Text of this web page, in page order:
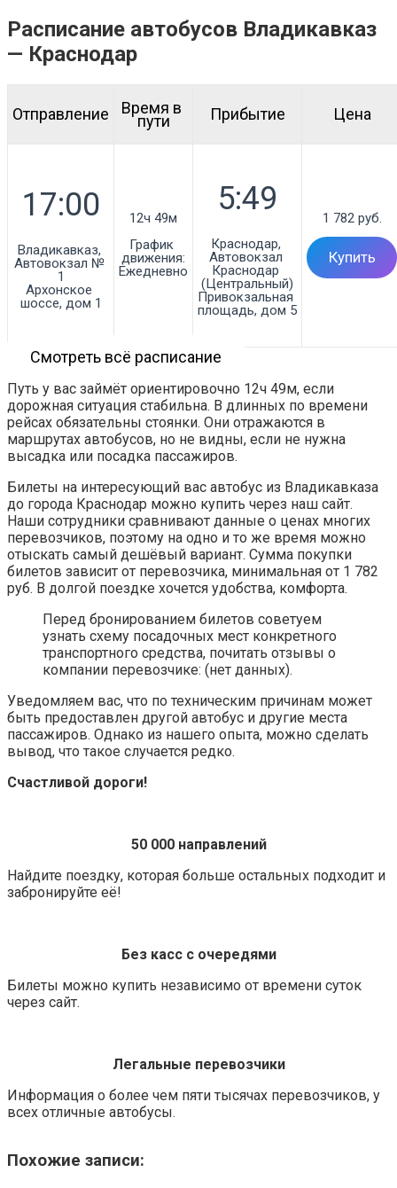
Расписание автобусов Владикавказ
— Краснодар
Отправление Время в
пути Прибытие Цена
Владикавказ,
Автовокзал №
1
Архонское
шоссе, дом 1
12ч 49м
График
движения:
Ежедневно
Краснодар,
Автовокзал
Краснодар
(Центральный)
Привокзальная
площадь, дом 5
1 782 руб.
Купить
Смотреть всё расписание
Путь у вас займёт ориентировочно 12ч 49м, если
дорожная ситуация стабильна. В длинных по времени
рейсах обязательны стоянки. Они отражаются в
маршрутах автобусов, но не видны, если не нужна
высадка или посадка пассажиров.
Билеты на интересующий вас автобус из Владикавказа
до города Краснодар можно купить через наш сайт.
Наши сотрудники сравнивают данные о ценах многих
перевозчиков, поэтому на одно и то же время можно
отыскать самый дешёвый вариант. Сумма покупки
билетов зависит от перевозчика, минимальная от 1 782
руб. В долгой поездке хочется удобства, комфорта.
Перед бронированием билетов советуем
узнать схему посадочных мест конкретного
транспортного средства, почитать отзывы о
компании перевозчике: (нет данных).
Уведомляем вас, что по техническим причинам может
быть предоставлен другой автобус и другие места
пассажиров. Однако из нашего опыта, можно сделать
вывод, что такое случается редко.
Счастливой дороги!
50 000 направлений
Найдите поездку, которая больше остальных подходит и
забронируйте её!
Без касс с очередями
Билеты можно купить независимо от времени суток
через сайт.
Легальные перевозчики
Информация о более чем пяти тысячах перевозчиков, у
всех отличные автобусы.
Похожие записи: